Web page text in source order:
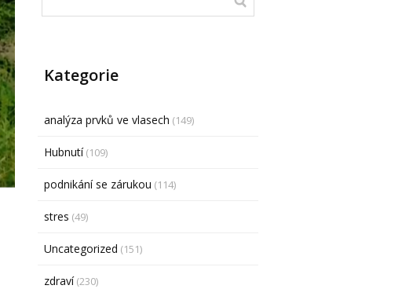
Kategorie
analýza prvků ve vlasech (149)
Hubnutí(109)
podnikání se zárukou (114)
stres (49)
Uncategorized (151)
zdraví(230)